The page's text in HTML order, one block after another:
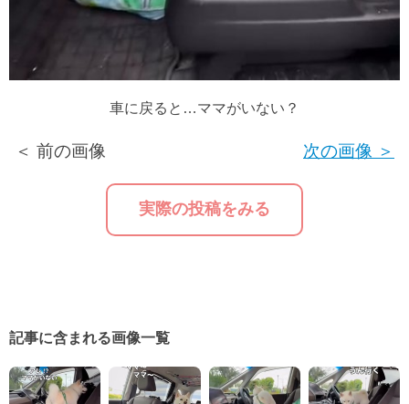
車に戻ると…ママがいない？
＜ 前の画像
実際の投稿をみる
次の画像 ＞
記事に含まれる画像一覧